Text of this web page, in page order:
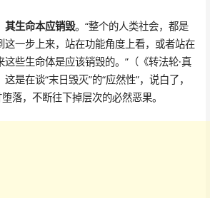
其生命本应销毁。“整个的人类社会，都是
这一步上来，站在功能角度上看，或者站在
些生命体是应该销毁的。”（《转法轮·真
是在谈“末日毁灭”的“应然性”，说白了，
落，不断往下掉层次的必然恶果。